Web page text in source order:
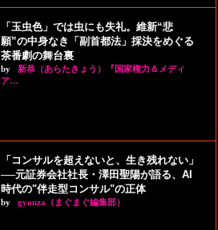
「玉虫色」では虫にも失礼。維新“悲
願”の中身なき「副首都法」採決をめぐる
茶番劇の舞台裏
by
新恭（あらたきょう）『国家権力＆メディ
ア…
「コンサルを超えないと、生き残れない」
──元証券会社社長・澤田聖陽が語る、AI
時代の"伴走型コンサル"の正体
by gyouza（まぐまぐ編集部）